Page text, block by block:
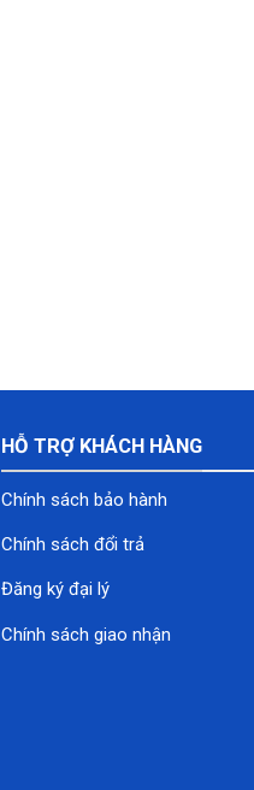
HỖ TRỢ KHÁCH HÀNG
Chính sách bảo hành
Chính sách đổi trả
Đăng ký đại lý
Chính sách giao nhận